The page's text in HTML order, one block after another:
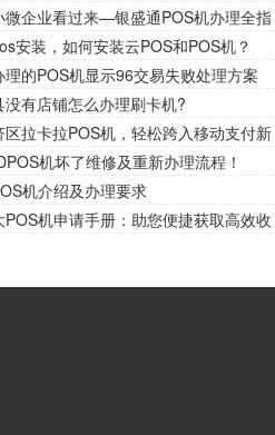
微企业看过来—银盛通POS机办理全指
财务收款新捷径！
安装，如何安装云POS和POS机？
的POS机显示96交易失败处理方案
没有店铺怎么办理刷卡机?
拉卡拉POS机，轻松跨入移动支付新
机坏了维修及重新办理流程！
机介绍及办理要求
机申请手册：助您便捷获取高效收